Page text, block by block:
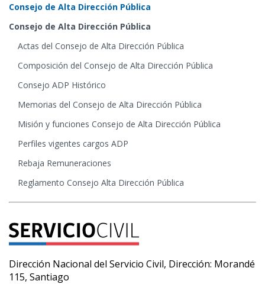
Consejo de Alta Dirección Pública
Consejo de Alta Dirección Pública
Actas del Consejo de Alta Dirección Pública
Composición del Consejo de Alta Dirección Pública
Consejo ADP Histórico
Memorias del Consejo de Alta Dirección Pública
Misión y funciones Consejo de Alta Dirección Pública
Perfiles vigentes cargos ADP
Rebaja Remuneraciones
Reglamento Consejo Alta Dirección Pública
Dirección Nacional del Servicio Civil, Dirección: Morandé
115, Santiago